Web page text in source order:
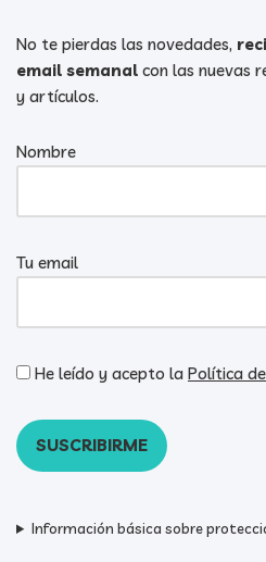
No te pierdas las novedades,
email semanal con las nuevas
y artículos.
Nombre
Tu email
He leído y acepto la Política
Información básica sobre